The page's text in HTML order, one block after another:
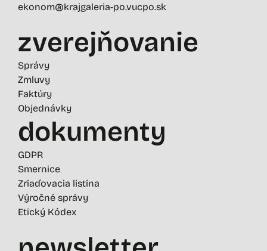
ekonom@krajgaleria-po.vucpo.sk
zverejňovanie
Správy
Zmluvy
Faktúry
Objednávky
dokumenty
GDPR
Smernice
Zriaďovacia listina
Výročné správy
Etický Kódex